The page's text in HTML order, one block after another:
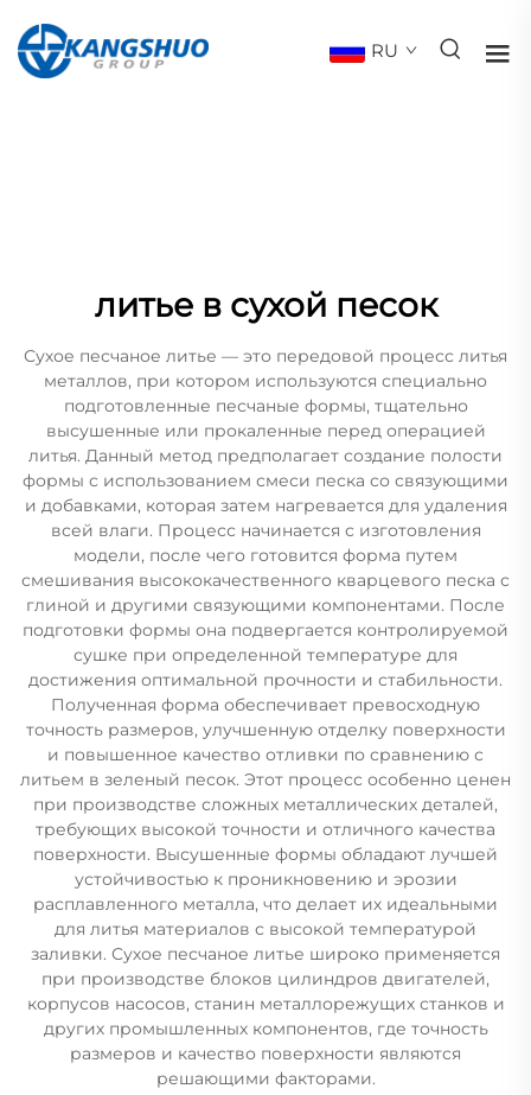
RU
литье в сухой песок
Сухое песчаное литье — это передовой процесс литья
металлов, при котором используются специально
подготовленные песчаные формы, тщательно
высушенные или прокаленные перед операцией
литья. Данный метод предполагает создание полости
формы с использованием смеси песка со связующими
и добавками, которая затем нагревается для удаления
всей влаги. Процесс начинается с изготовления
модели, после чего готовится форма путем
смешивания высококачественного кварцевого песка с
глиной и другими связующими компонентами. После
подготовки формы она подвергается контролируемой
сушке при определенной температуре для
достижения оптимальной прочности и стабильности.
Полученная форма обеспечивает превосходную
точность размеров, улучшенную отделку поверхности
и повышенное качество отливки по сравнению с
литьем в зеленый песок. Этот процесс особенно ценен
при производстве сложных металлических деталей,
требующих высокой точности и отличного качества
поверхности. Высушенные формы обладают лучшей
устойчивостью к проникновению и эрозии
расплавленного металла, что делает их идеальными
для литья материалов с высокой температурой
заливки. Сухое песчаное литье широко применяется
при производстве блоков цилиндров двигателей,
корпусов насосов, станин металлорежущих станков и
других промышленных компонентов, где точность
размеров и качество поверхности являются
решающими факторами.